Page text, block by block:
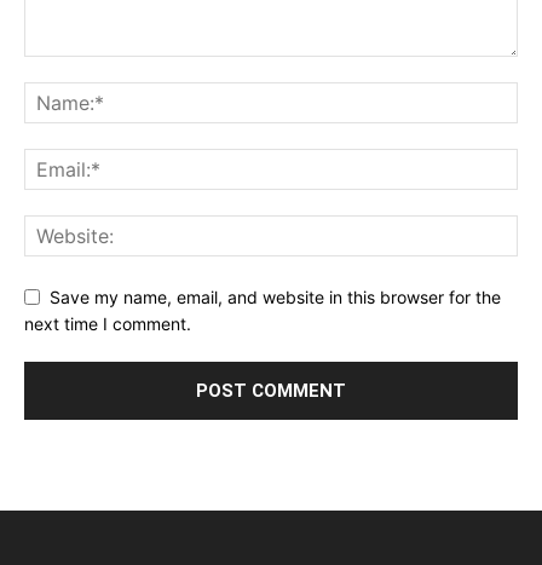
Save my name, email, and website in this browser for the
next time I comment.